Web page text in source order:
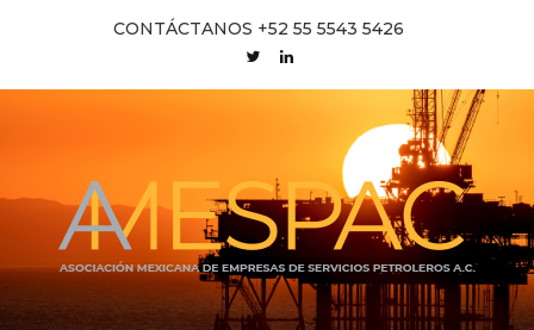
CONTÁCTANOS +52 55 5543 5426